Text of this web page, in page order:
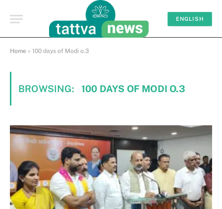
ENGLISH
Home » 100 days of Modi o.3
BROWSING: 100 DAYS OF MODI O.3